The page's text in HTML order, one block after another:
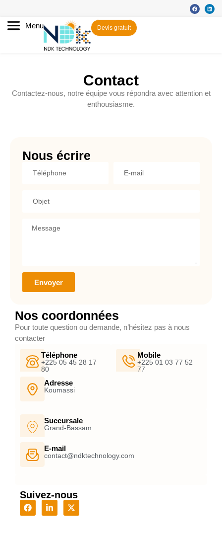
Menu Devis gratuit
Contact
Contactez-nous, notre équipe vous répondra avec attention et
enthousiasme.
Nous écrire
Envoyer
Nos coordonnées
Pour toute question ou demande, n’hésitez pas à nous
contacter
Téléphone
+225 05 45 28 17
80
Mobile
+225 01 03 77 52
77
Adresse
Koumassi
Succursale
Grand-Bassam
E-mail
contact@ndktechnology.com
Suivez-nous